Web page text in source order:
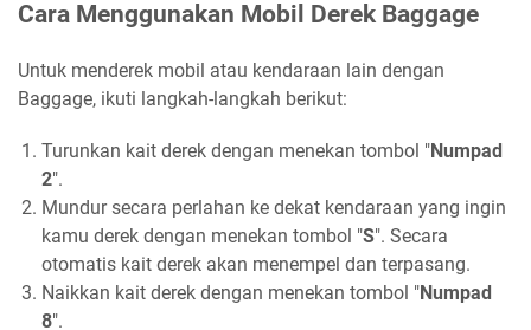
Cara Menggunakan Mobil Derek Baggage
Untuk menderek mobil atau kendaraan lain dengan
Baggage, ikuti langkah-langkah berikut:
Turunkan kait derek dengan menekan tombol "Numpad
2".
Mundur secara perlahan ke dekat kendaraan yang ingin
kamu derek dengan menekan tombol "S". Secara
otomatis kait derek akan menempel dan terpasang.
Naikkan kait derek dengan menekan tombol "Numpad
8".